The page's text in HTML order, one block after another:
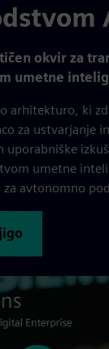
okvir za
umetne
arhitekturo, ki
za ustvarjanje
umetne
avtonomno